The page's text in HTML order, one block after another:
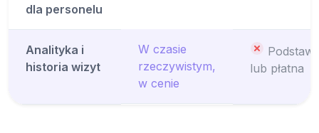
dla personelu
Analityka i
historia wizyt
W czasie
rzeczywistym,
w cenie
lub płatna